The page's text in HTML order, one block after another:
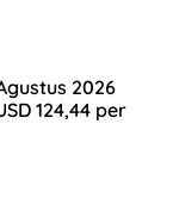
2026
124,44 per